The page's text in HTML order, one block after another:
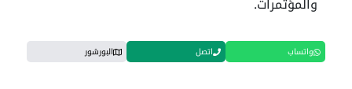
واتساب اتصل البورشور